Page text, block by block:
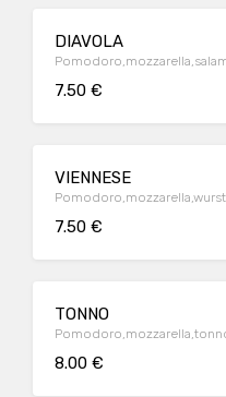
DIAVOLA
7.50 €
VIENNESE
7.50 €
TONNO
8.00 €